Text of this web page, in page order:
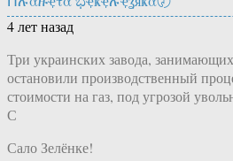
4 лет назад
Три украинских завода,
остановили производственный
стоимости на газ, под угрозой
С
Сало Зелёнке!